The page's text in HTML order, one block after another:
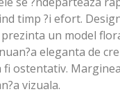
timp ?i efort.
un model
eleganta de
ostentativ.
vizuala.